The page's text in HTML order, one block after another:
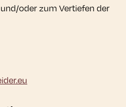
oder zum Vertiefen der